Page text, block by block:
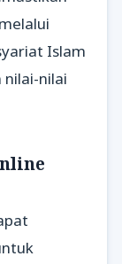
Islam
nilai